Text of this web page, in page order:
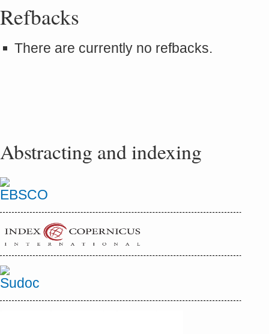
Refbacks
There are currently no refbacks.
Abstracting and indexing